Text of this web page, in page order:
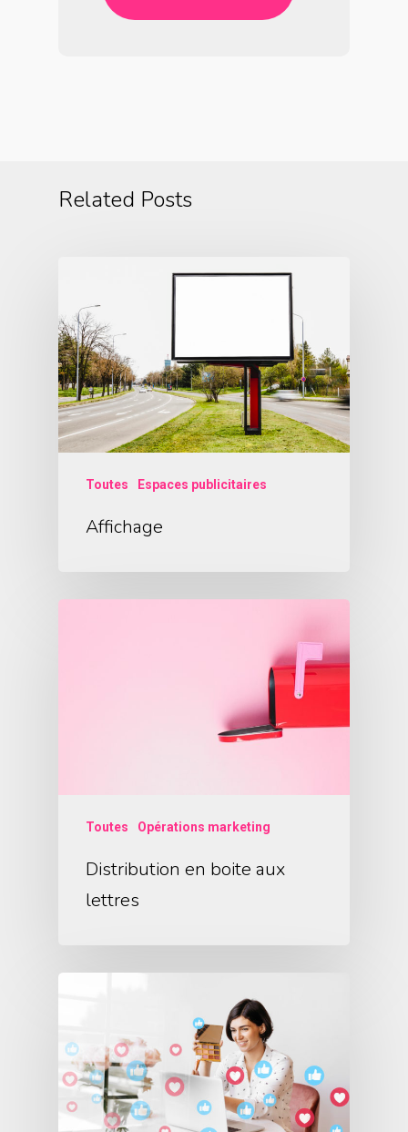
Related Posts
Toutes Espaces publicitaires
Affichage
Toutes Opérations marketing
Distribution en boite aux
lettres